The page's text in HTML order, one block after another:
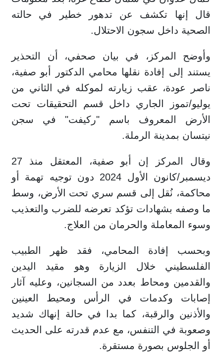
قال إنها تكشف عن تدهور خطير في حالته
الصحية داخل سجون الاحتلال.
وأوضح المركز، في بيان صحفي، أن التحذير
يستند إلى إفادة نقلها محامي الدكتور أبو صفية،
ناصر عودة، عقب زيارته لموكله في الثاني من
يوليو/تموز الجاري داخل قسم التحقيقات تحت
الأرض المعروف باسم "ركيفت" في سجن
نيتسان بمدينة الرملة.
وقال المركز إن أبو صفية، المعتقل منذ 27
ديسمبر/كانون الأول 2024 دون توجيه تهمة أو
محاكمة، نُقل إلى قسم سري تحت الأرض، وسط
ما وصفه بشهادات تؤكد تعرضه للضرب والتعذيب
وسوء المعاملة والحرمان من العلاج.
وبحسب إفادة المحامي، فقد ظهر الطبيب
الفلسطيني خلال الزيارة وهو مقيد اليدين
والقدمين ومحاط بعدد من السجانين، وعليه آثار
إصابات وكدمات في الرأس ومحيط العينين
والأذنين والرقبة، كما بدا في حالة إنهاك شديد
وصعوبة في التنفس، مع عدم قدرته على الحديث
أو الجلوس بصورة مستقرة.